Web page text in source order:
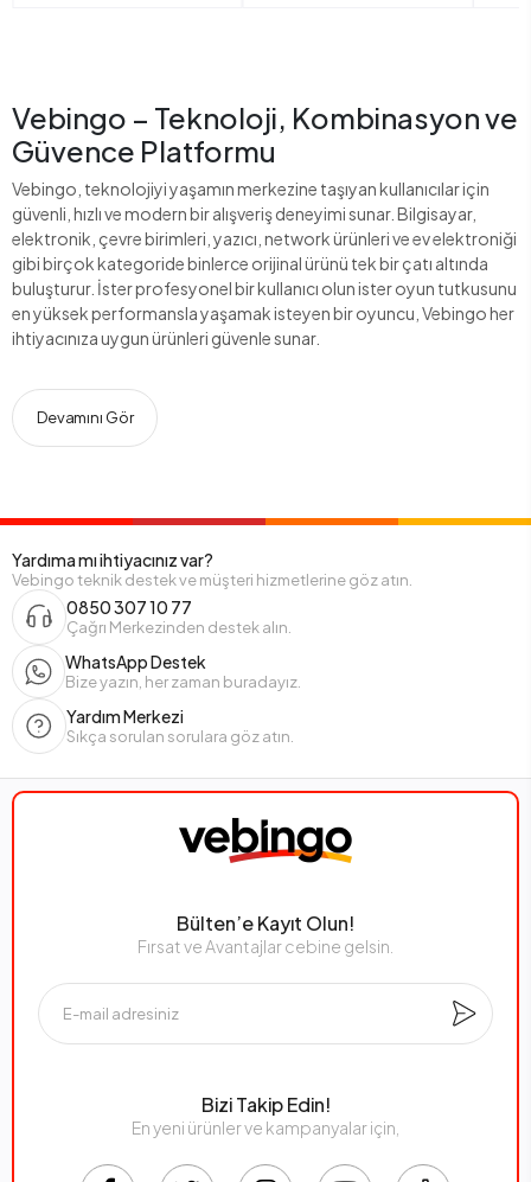
Vebingo – Teknoloji, Kombinasyon ve
Güvence Platformu
Vebingo, teknolojiyi yaşamın merkezine taşıyan kullanıcılar için
güvenli, hızlı ve modern bir alışveriş deneyimi sunar. Bilgisayar,
elektronik, çevre birimleri, yazıcı, network ürünleri ve ev elektroniği
gibi birçok kategoride binlerce orijinal ürünü tek bir çatı altında
buluşturur. İster profesyonel bir kullanıcı olun ister oyun tutkusunu
en yüksek performansla yaşamak isteyen bir oyuncu, Vebingo her
ihtiyacınıza uygun ürünleri güvenle sunar.
Devamını Gör
Yardıma mı ihtiyacınız var?
Vebingo teknik destek ve müşteri hizmetlerine göz atın.
0850 307 10 77
Çağrı Merkezinden destek alın.
WhatsApp Destek
Bize yazın, her zaman buradayız.
Yardım Merkezi
Sıkça sorulan sorulara göz atın.
Bülten’e Kayıt Olun!
Fırsat ve Avantajlar cebine gelsin.
Bizi Takip Edin!
En yeni ürünler ve kampanyalar için,